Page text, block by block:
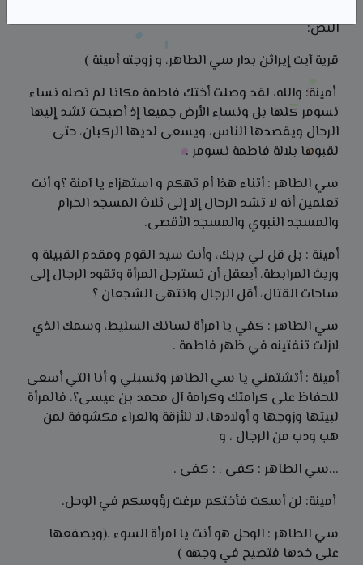
النص:
قرية آيت إيراثن بدار سي الطاهر، و زوجته أمينة )
أمينة: والله، لقد وصلت أختك فاطمة مكانا لم تصله نساء
نسومر كلها بل ونساء الأرض جميعا إذ أصبحت تشد إليها
الرحال ويقصدها الناس، ويسعى لديها الركبان، حتى
لقبوها بلالة فاطمة نسومر .
سي الطاهر : أثناء هذا أم تهكم و استهزاء يا آمنة ؟و أنت
تعلمين أنه لا تشد الرحال إلا إلى ثلاث المسجد الحرام
والمسجد النبوي والمسجد الأقصى.
أمينة : بل قل لي بربك، وأنت سيد القوم ومقدم القبيلة و
وريث المرابطة، أيعقل أن تسترجل المرأة وتقود الرجال إلى
ساحات القتال، أقل الرجال وانتهى الشجعان ؟
سي الطاهر : كفي يا امرأة لسانك السليط، وسمك الذي
لازلت تنفثينه في ظهر فاطمة .
أمينة : أتشتمني يا سي الطاهر وتسبني و أنا التي أسعى
للحفاظ على كرامتك وكرامة آل محمد بن عیسی؟، فالمرأة
لبيتها وزوجها و أولادها، لا للأزقة والعراء مكشوفة لمن
هب ودب من الرجال ، و
...سي الطاهر : کفی ، : کفی .
أمينة: لن أسكت فأختكم مرغت رؤوسكم في الوحل.
سي الطاهر : الوحل هو أنت يا امرأة السوء .(ويصفعها
على خدها فتصيح في وجهه )